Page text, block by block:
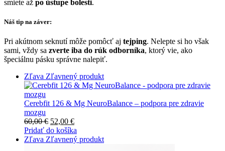
smiete až po ústupe bolestí.
Náš tip na záver:
Pri akútnom seknutí môže pomôcť aj tejping. Nelepte si ho však
sami, vždy sa zverte iba do rúk odborníka, ktorý vie, ako
špeciálnu pásku správne nalepiť.
Zľava Zľavnený produkt
Cerebfit 126 & Mg NeuroBalance – podpora pre zdravie
mozgu
60,00€ 52,00 €
Pridať do košíka
Zľava Zľavnený produkt